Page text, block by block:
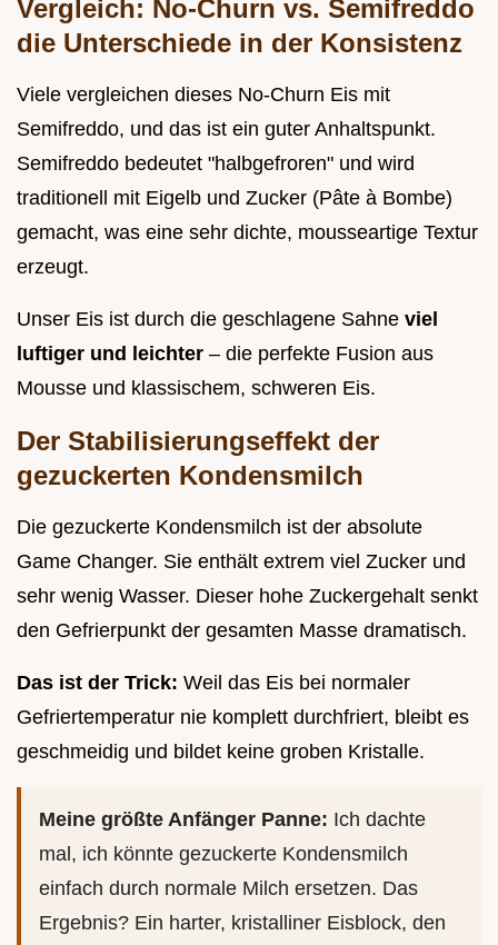
Vergleich: No-Churn vs. Semifreddo
die Unterschiede in der Konsistenz
Viele vergleichen dieses No-Churn Eis mit
Semifreddo, und das ist ein guter Anhaltspunkt.
Semifreddo bedeutet "halbgefroren" und wird
traditionell mit Eigelb und Zucker (Pâte à Bombe)
gemacht, was eine sehr dichte, mousseartige Textur
erzeugt.
Unser Eis ist durch die geschlagene Sahne viel
luftiger und leichter – die perfekte Fusion aus
Mousse und klassischem, schweren Eis.
Der Stabilisierungseffekt der
gezuckerten Kondensmilch
Die gezuckerte Kondensmilch ist der absolute
Game Changer. Sie enthält extrem viel Zucker und
sehr wenig Wasser. Dieser hohe Zuckergehalt senkt
den Gefrierpunkt der gesamten Masse dramatisch.
Das ist der Trick: Weil das Eis bei normaler
Gefriertemperatur nie komplett durchfriert, bleibt es
geschmeidig und bildet keine groben Kristalle.
Meine größte Anfänger Panne: Ich dachte
mal, ich könnte gezuckerte Kondensmilch
einfach durch normale Milch ersetzen. Das
Ergebnis? Ein harter, kristalliner Eisblock, den